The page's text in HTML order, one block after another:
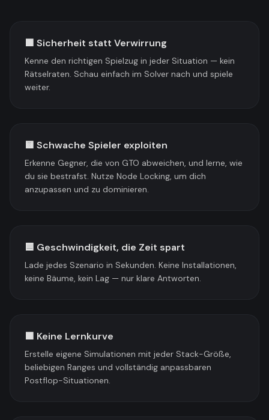
🟩 Sicherheit statt Verwirrung
Kenne den richtigen Spielzug in jeder Situation — kein
Rätselraten. Schau einfach im Solver nach und spiele
weiter.
🟨 Schwache Spieler exploiten
Erkenne Gegner, die von GTO abweichen, und lerne, wie
du sie bestrafst. Nutze Node Locking, um dich
anzupassen und zu dominieren.
🟦 Geschwindigkeit, die Zeit spart
Lade jedes Szenario in Sekunden. Keine Installationen,
keine Bäume, kein Lag — nur klare Antworten.
🟪 Keine Lernkurve
Erstelle eigene Simulationen mit jeder Stack-Größe,
beliebigen Ranges und vollständig anpassbaren
Postflop-Situationen.